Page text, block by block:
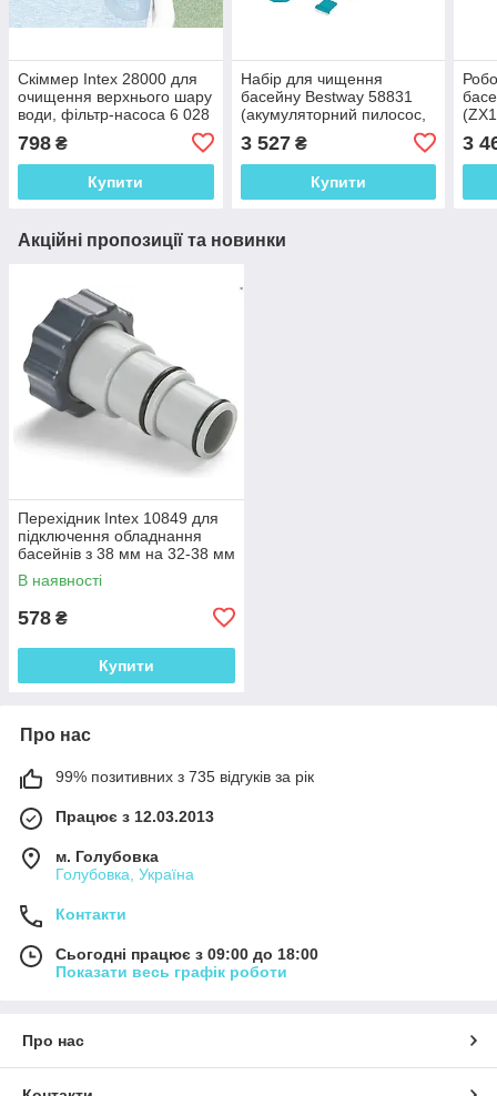
Скіммер Intex 28000 для
очищення верхнього шару
води, фільтр-насоса 6 028
798 ₴
Купити
Набір для чищення
басейну Bestway 58831
(акумуляторний пилосос,
сачок, щітки, телескопічна
ручка)
3 527₴
Купити
3
Акційні пропозиції та новинки
Перехідник Intex 10849 для
підключення обладнання
басейнів з 38 мм на 32-38 мм
В наявності
578 ₴
Купити
Про нас
99% позитивних з 735 відгуків за рік
Працює з 12.03.2013
м. Голубовка
Голубовка, Україна
Контакти
Сьогодні працює з 09:00 до 18:00
Показати весь графік роботи
Про нас